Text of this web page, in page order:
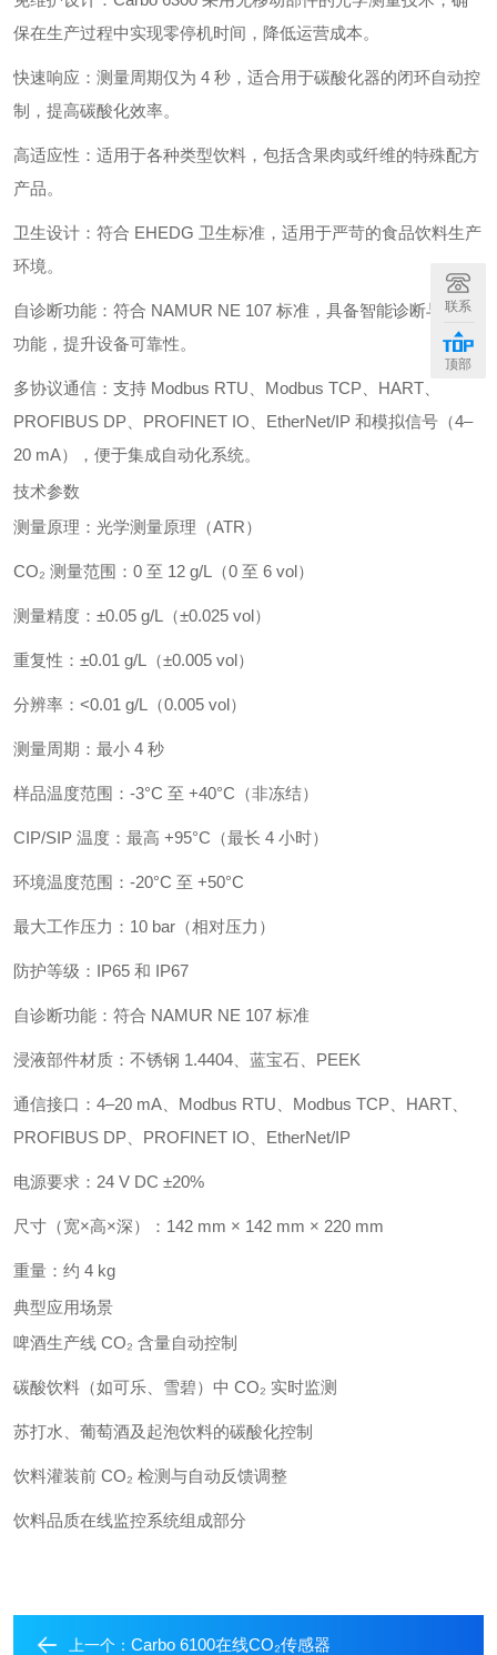
保在生产过程中实现零停机时间，降低运营成本。
快速响应：测量周期仅为 4 秒，适合用于碳酸化器的闭环自动控
制，提高碳酸化效率。
高适应性：适用于各种类型饮料，包括含果肉或纤维的特殊配方
产品。
卫生设计：符合 EHEDG 卫生标准，适用于严苛的食品饮料生产
环境。
自诊断功能：符合 NAMUR NE 107 标准，具备智能诊断与报警
功能，提升设备可靠性。
多协议通信：支持 Modbus RTU、Modbus TCP、HART、
PROFIBUS DP、PROFINET IO、EtherNet/IP 和模拟信号（4–
20 mA），便于集成自动化系统。
技术参数
测量原理：光学测量原理（ATR）
CO₂ 测量范围：0 至 12 g/L（0 至 6 vol）
测量精度：±0.05 g/L（±0.025 vol）
重复性：±0.01 g/L（±0.005 vol）
分辨率：<0.01 g/L（0.005 vol）
测量周期：最小 4 秒
样品温度范围：-3°C 至 +40°C（非冻结）
CIP/SIP 温度：最高 +95°C（最长 4 小时）
环境温度范围：-20°C 至 +50°C
最大工作压力：10 bar（相对压力）
防护等级：IP65 和 IP67
自诊断功能：符合 NAMUR NE 107 标准
浸液部件材质：不锈钢 1.4404、蓝宝石、PEEK
通信接口：4–20 mA、Modbus RTU、Modbus TCP、HART、
PROFIBUS DP、PROFINET IO、EtherNet/IP
电源要求：24 V DC ±20%
尺寸（宽×高×深）：142 mm × 142 mm × 220 mm
重量：约 4 kg
典型应用场景
啤酒生产线 CO₂ 含量自动控制
碳酸饮料（如可乐、雪碧）中 CO₂ 实时监测
苏打水、葡萄酒及起泡饮料的碳酸化控制
饮料灌装前 CO₂ 检测与自动反馈调整
饮料品质在线监控系统组成部分
上一个： Carbo 6100在线CO₂传感器
联系
顶部